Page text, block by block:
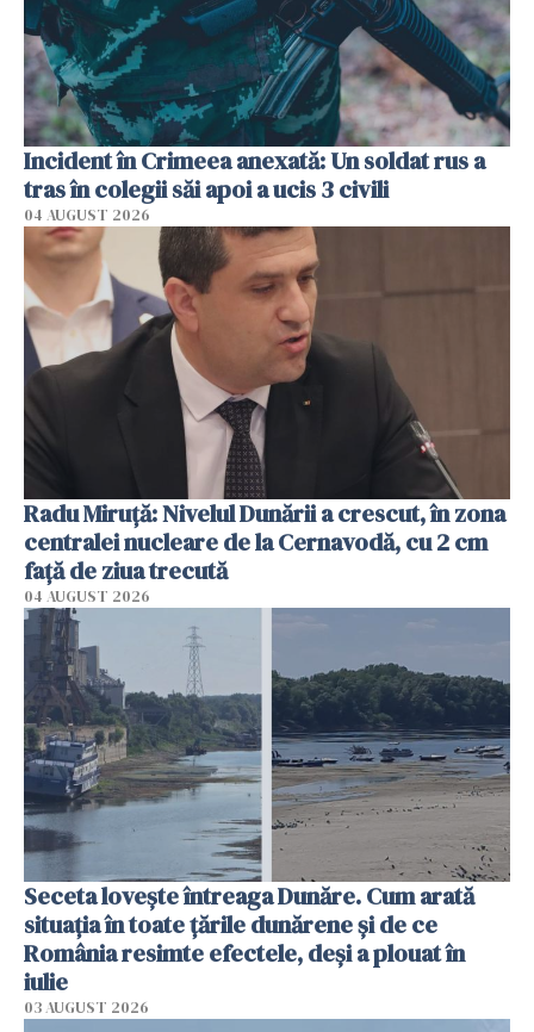
Incident în Crimeea anexată: Un soldat rus a
tras în colegii săi apoi a ucis 3 civili
04 AUGUST 2026
Radu Miruţă: Nivelul Dunării a crescut, în zona
centralei nucleare de la Cernavodă, cu 2 cm
faţă de ziua trecută
04 AUGUST 2026
Seceta lovește întreaga Dunăre. Cum arată
situația în toate țările dunărene și de ce
România resimte efectele, deși a plouat în
iulie
03 AUGUST 2026